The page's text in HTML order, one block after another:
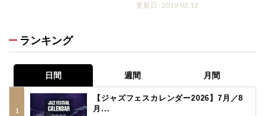
更新日 : 2019.02.12
ランキング
日間 週間 月間
【ジャズフェスカレンダー2026】7月／8
月...